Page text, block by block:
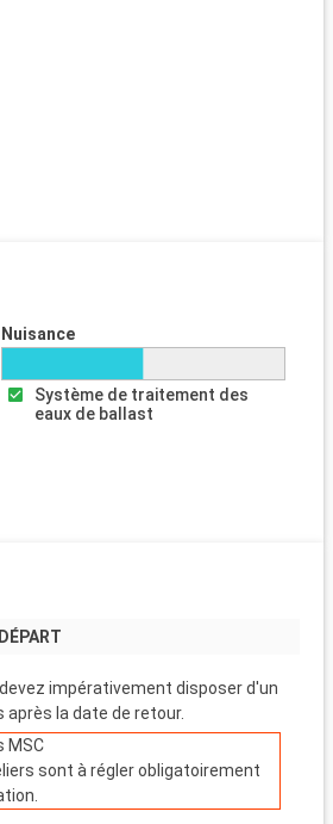
Nuisance
Système de traitement des
eaux de ballast
impérativement disposer d'un
la date de retour.
MSC
sont à régler obligatoirement